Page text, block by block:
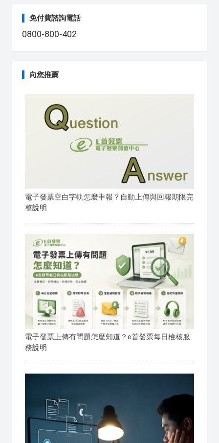
免付費諮詢電話
0800-800-402
向您推薦
電子發票空白字軌怎麼申報？自動上傳與回報期限完
整說明
電子發票上傳有問題怎麼知道？e首發票每日檢核服
務說明